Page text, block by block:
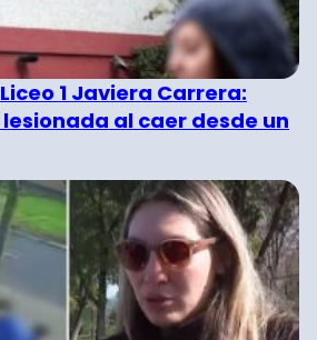
1 Javiera Carrera:
al caer desde un